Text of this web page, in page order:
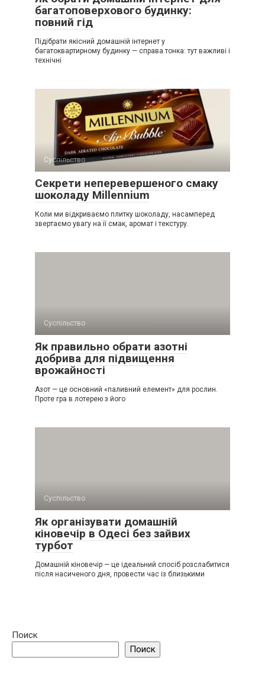
багатоповерхового будинку:
повний гід
Підібрати якісний домашній інтернет у
багатоквартирному будинку — справа тонка: тут важливі і
технічні
Суспільство
Секрети неперевершеного смаку
шоколаду Millennium
Коли ми відкриваємо плитку шоколаду, насамперед
звертаємо увагу на її смак, аромат і текстуру.
Суспільство
Як правильно обрати азотні
добрива для підвищення
врожайності
Азот — це основний «паливний елемент» для рослин.
Проте гра в лотерею з його
Суспільство
Як організувати домашній
кіновечір в Одесі без зайвих
турбот
Домашній кіновечір — це ідеальний спосіб розслабитися
після насиченого дня, провести час із близькими
Поиск
Поиск